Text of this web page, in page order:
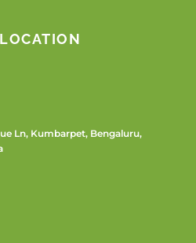
Ln, Kumbarpet, Bengaluru,